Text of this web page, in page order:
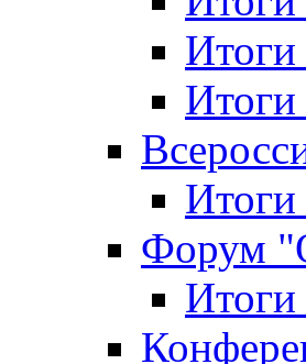
Форум